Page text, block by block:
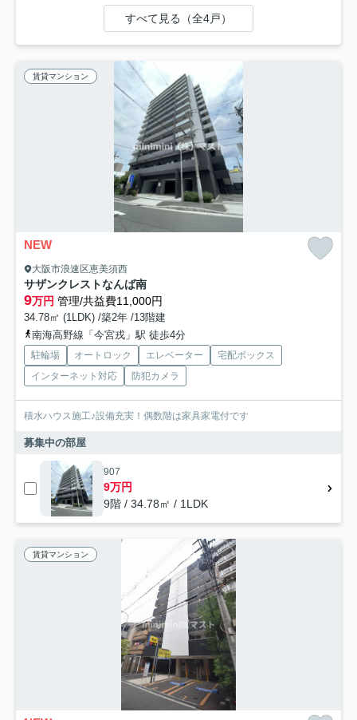
すべて見る（全4戸）
賃貸マンション
NEW
大阪市浪速区恵美須西
サザンクレストなんば南
9万円 管理/共益費11,000円
34.78㎡ (1LDK) /築2年 /13階建
南海高野線「今宮戎」駅 徒歩4分
駐輪場 オートロック エレベーター
宅配ボックス
インターネット対応
防犯カメラ
積水ハウス施工♪設備充実！偶数階は家具家電付です
募集中の部屋
907
9万円
9階 / 34.78㎡ / 1LDK
賃貸マンション